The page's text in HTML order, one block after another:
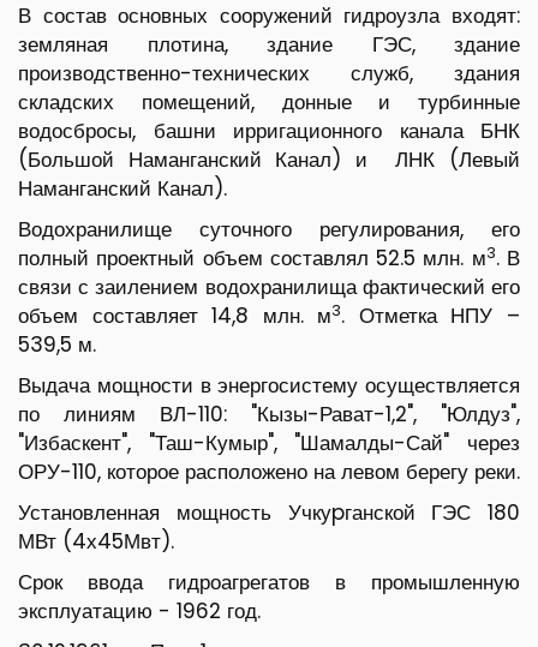
В состав основных сооружений гидроузла входят:
земляная плотина, здание ГЭС, здание
производственно-технических служб, здания
складских помещений, донные и турбинные
водосбросы, башни ирригационного канала БНК
(Большой Наманганский Канал) и ЛНК (Левый
Наманганский Канал).
Водохранилище суточного регулирования, его
полный проектный объем составлял 52.5 млн. м3. В
связи с заилением водохранилища фактический его
объем составляет 14,8 млн. м3. Отметка НПУ –
539,5 м.
Выдача мощности в энергосистему осуществляется
по линиям ВЛ-110: "Кызы-Рават-1,2", "Юлдуз",
"Избаскент", "Таш-Кумыр", "Шамалды-Сай" через
ОРУ-110, которое расположено на левом берегу реки.
Установленная мощность Учкуpганской ГЭС 180
МВт (4х45Мвт).
Срок ввода гидроагрегатов в промышленную
эксплуатацию - 1962 год.